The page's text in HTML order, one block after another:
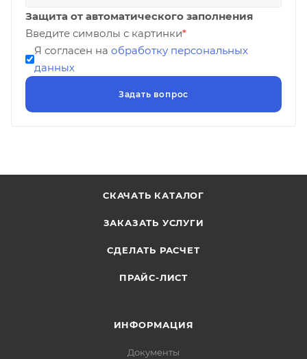
Защита от автоматического заполнения
Введите символы с картинки*
Я согласен на обработку персональных
данных
СКАЧАТЬ КАТАЛОГ
ЗАКАЗАТЬ УСЛУГИ
СДЕЛАТЬ РАСЧЕТ
ПРАЙС-ЛИСТ
ИНФОРМАЦИЯ
Документы